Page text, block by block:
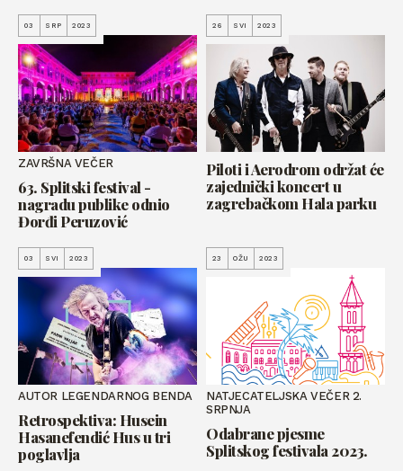
03 SRP 2023
ZAVRŠNA VEČER
63. Splitski festival -
nagradu publike odnio
Đorđi Peruzović
26 SVI 2023
Piloti i Aerodrom održat će
zajednički koncert u
zagrebačkom Hala parku
03 SVI 2023
AUTOR LEGENDARNOG BENDA
Retrospektiva: Husein
Hasanefendić Hus u tri
poglavlja
23 OŽU 2023
NATJECATELJSKA VEČER 2.
SRPNJA
Odabrane pjesme
Splitskog festivala 2023.